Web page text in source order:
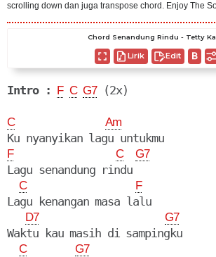
scrolling down dan juga transpose chord. Enjoy The
Chord Senandung Rindu - Tetty
Lirik Edit
Intro : F C G7 (2x)
C Am
Ku nyanyikan lagu untukmu
F C G7
Lagu senandung rindu
C F
Lagu kenangan masa lalu
D7 G7
Waktu kau masih di sampingku
C G7